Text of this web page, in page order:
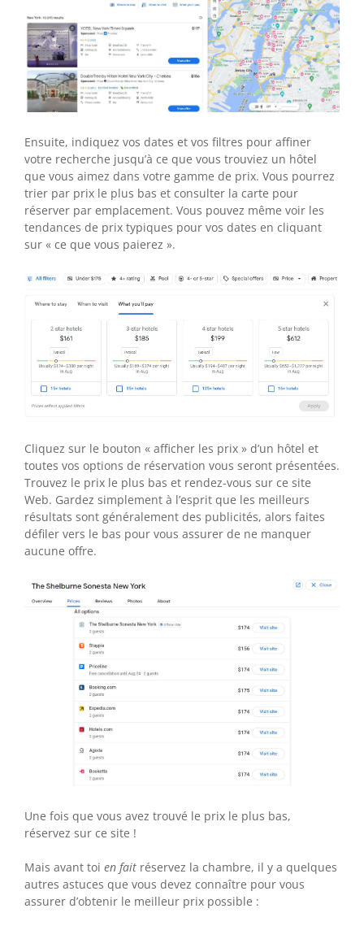
Ensuite, indiquez vos dates et vos filtres pour affiner
votre recherche jusqu’à ce que vous trouviez un hôtel
que vous aimez dans votre gamme de prix. Vous pourrez
trier par prix le plus bas et consulter la carte pour
réserver par emplacement. Vous pouvez même voir les
tendances de prix typiques pour vos dates en cliquant
sur « ce que vous paierez ».
Cliquez sur le bouton « afficher les prix » d’un hôtel et
toutes vos options de réservation vous seront présentées.
Trouvez le prix le plus bas et rendez-vous sur ce site
Web. Gardez simplement à l’esprit que les meilleurs
résultats sont généralement des publicités, alors faites
défiler vers le bas pour vous assurer de ne manquer
aucune offre.
Une fois que vous avez trouvé le prix le plus bas,
réservez sur ce site !
Mais avant toi en fait réservez la chambre, il y a quelques
autres astuces que vous devez connaître pour vous
assurer d’obtenir le meilleur prix possible :